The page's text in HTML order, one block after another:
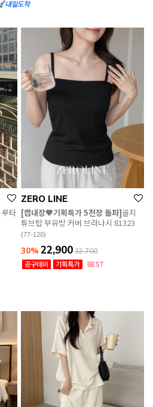
루타
ZERO LINE
[캡내장🖤기획특가 5천장 돌파]골지
튜브탑 부유방 커버 브라나시 81323
(77-120)
30% 22,900 32,700